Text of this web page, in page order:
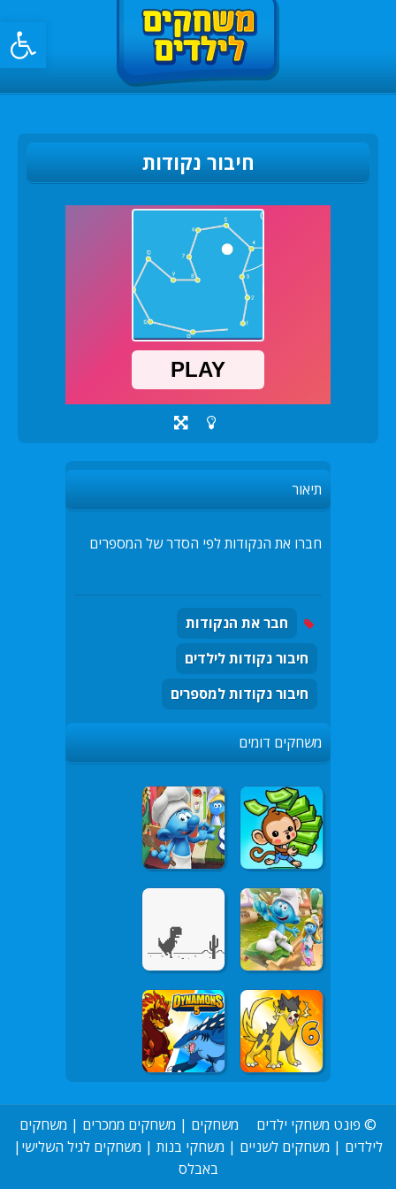
פתח
חיבור נקודות
תיאור
חברו את הנקודות לפי הסדר של המספרים
חבר את הנקודות
חיבור נקודות לילדים
חיבור נקודות למספרים
משחקים דומים
© פונט משחקי ילדים משחקים | משחקים ממכרים | משחקים
לילדים | משחקים לשניים | משחקי בנות | משחקים לגיל השלישי |
באבלס